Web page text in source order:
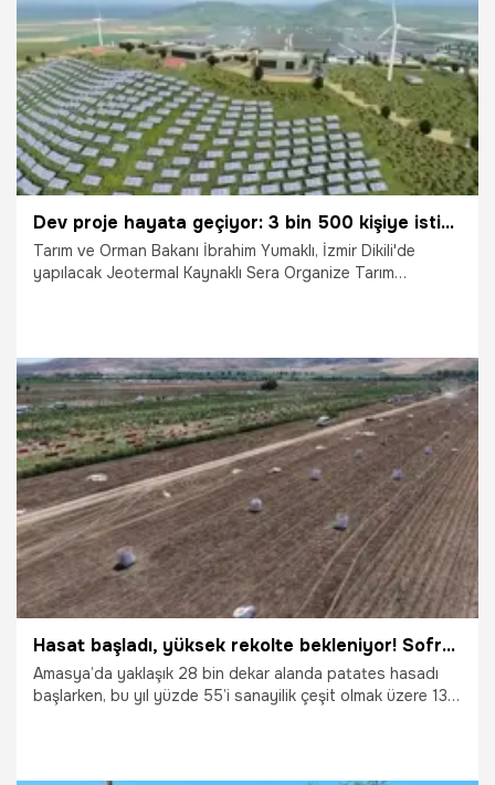
Dev proje hayata geçiyor: 3 bin 500 kişiye istihdam sağlayacak!
Tarım ve Orman Bakanı İbrahim Yumaklı, İzmir Dikili'de
yapılacak Jeotermal Kaynaklı Sera Organize Tarım
20.07.2026 Gündem
Hasat başladı, yüksek rekolte bekleniyor! Sofraların demirbaşının kilosu şu an ucuz seyrediyor
Amasya’da yaklaşık 28 bin dekar alanda patates hasadı
başlarken, bu yıl yüzde 55’i sanayilik çeşit olmak üzere 130